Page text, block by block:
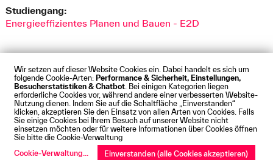
Wir setzen auf dieser Website Cookies ein. Dabei handelt es sich um
folgende Cookie-Arten: Performance & Sicherheit, Einstellungen,
Besucherstatistiken & Chatbot . Bei einigen Kategorien liegen
erforderliche Cookies vor, während andere einer verbesserten Website-
Nutzung dienen. Indem Sie auf die Schaltfläche „Einverstanden“
klicken, akzeptieren Sie den Einsatz von allen Arten von Cookies. Falls
Sie einige Cookies bei Ihrem Besuch auf unserer Website nicht
einsetzen möchten oder für weitere Informationen über Cookies öffnen
Sie bitte die Cookie-Verwaltung
Cookie-Verwaltung
Einverstanden (alle Cookies akzeptieren)
Studiengang:
Energieeffizientes Planen und Bauen - E2D
Impressum Datenschutz Cookies
Barrierefreiheit
Kontakt Presse Anfahrt Intranet Webmail
© Technische Hochschule Augsburg